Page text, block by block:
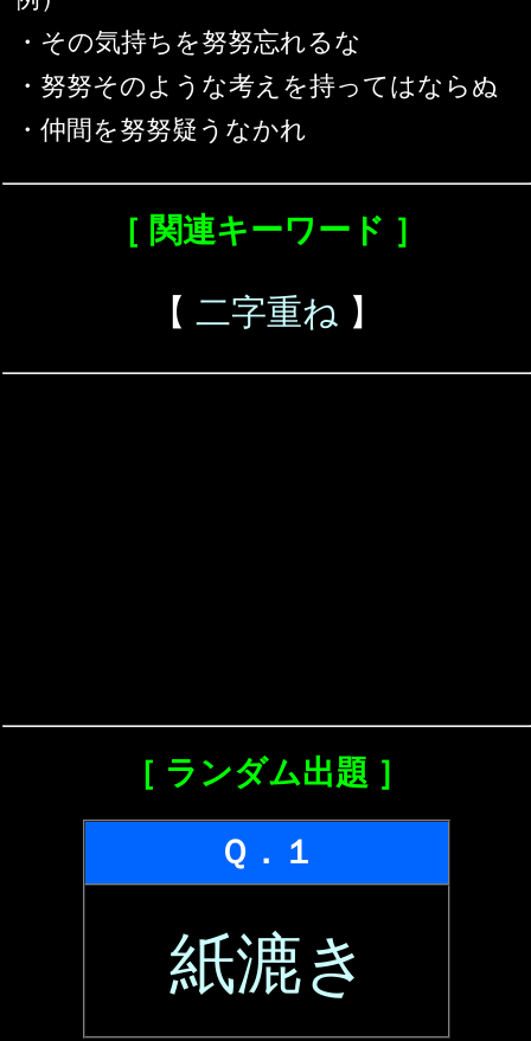
・その気持ちを努努忘れるな
・努努そのような考えを持ってはならぬ
・仲間を努努疑うなかれ
［ 関連キーワード ］
【 二字重ね 】
［ ランダム出題 ］
Ｑ．１
紙漉き